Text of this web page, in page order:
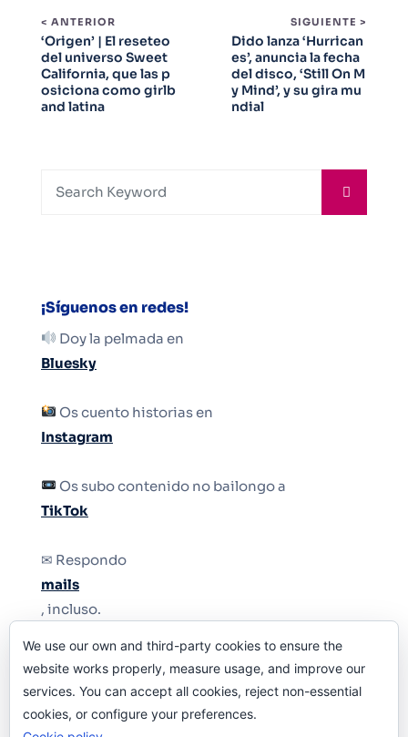
< ANTERIOR
‘Origen’ | El reseteo
del universo Sweet
California, que las p
osiciona como girlb
and latina
SIGUIENTE >
Dido lanza ‘Hurrican
es’, anuncia la fecha
del disco, ‘Still On M
y Mind’, y su gira mu
ndial
¡Síguenos en redes!
Doy la pelmada en
Bluesky
Os cuento historias en
Instagram
Os subo contenido no bailongo a
TikTok
✉ Respondo
mails
, incluso.
Y si una persona no puede tener teléfono, que
le quiten el teléfono.
We use our own and third-party cookies to ensure the
website works properly, measure usage, and improve our
services. You can accept all cookies, reject non-essential
cookies, or configure your preferences.